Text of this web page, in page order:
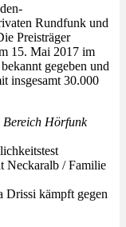
Rundfunk und
Preisträger
15. Mai 2017 im
gegeben und
insgesamt 30.000
Hörfunk
Neckaralb / Familie
kämpft gegen